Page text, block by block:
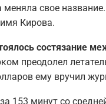
свое
Кирова.
состязание
преодолел
ему вручил
153 минут со